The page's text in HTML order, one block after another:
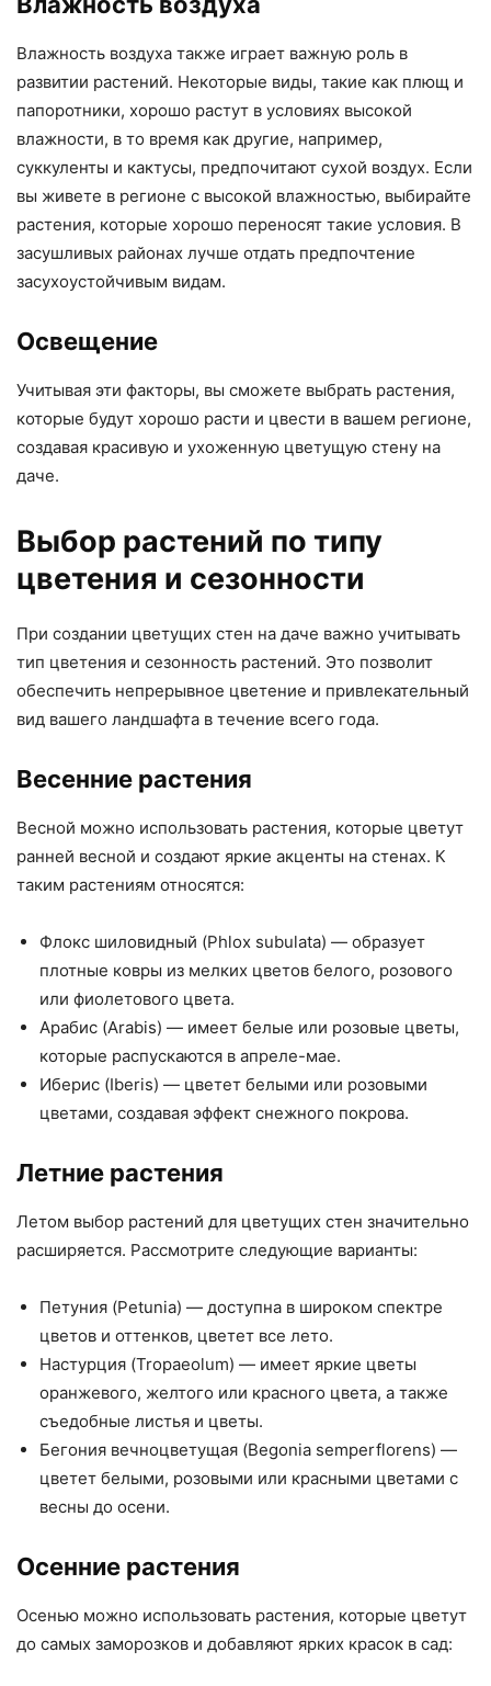
Влажность воздуха также играет важную роль в
развитии растений. Некоторые виды, такие как плющ и
папоротники, хорошо растут в условиях высокой
влажности, в то время как другие, например,
суккуленты и кактусы, предпочитают сухой воздух. Если
вы живете в регионе с высокой влажностью, выбирайте
растения, которые хорошо переносят такие условия. В
засушливых районах лучше отдать предпочтение
засухоустойчивым видам.
Освещение
Учитывая эти факторы, вы сможете выбрать растения,
которые будут хорошо расти и цвести в вашем регионе,
создавая красивую и ухоженную цветущую стену на
даче.
Выбор растений по типу
цветения и сезонности
При создании цветущих стен на даче важно учитывать
тип цветения и сезонность растений. Это позволит
обеспечить непрерывное цветение и привлекательный
вид вашего ландшафта в течение всего года.
Весенние растения
Весной можно использовать растения, которые цветут
ранней весной и создают яркие акценты на стенах. К
таким растениям относятся:
Флокс шиловидный (Phlox subulata) — образует
плотные ковры из мелких цветов белого, розового
или фиолетового цвета.
Арабис (Arabis) — имеет белые или розовые цветы,
которые распускаются в апреле-мае.
Иберис (Iberis) — цветет белыми или розовыми
цветами, создавая эффект снежного покрова.
Летние растения
Летом выбор растений для цветущих стен значительно
расширяется. Рассмотрите следующие варианты:
Петуния (Petunia) — доступна в широком спектре
цветов и оттенков, цветет все лето.
Настурция (Tropaeolum) — имеет яркие цветы
оранжевого, желтого или красного цвета, а также
съедобные листья и цветы.
Бегония вечноцветущая (Begonia semperflorens) —
цветет белыми, розовыми или красными цветами с
весны до осени.
Осенние растения
Осенью можно использовать растения, которые цветут
до самых заморозков и добавляют ярких красок в сад: